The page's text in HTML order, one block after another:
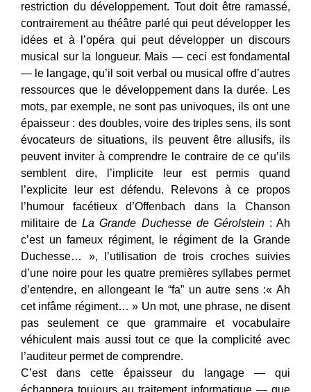
restriction du développement. Tout doit être ramassé,
contrairement au théâtre parlé qui peut développer les
idées et à l’opéra qui peut développer un discours
musical sur la longueur. Mais — ceci est fondamental
— le langage, qu’il soit verbal ou musical offre d’autres
ressources que le développement dans la durée. Les
mots, par exemple, ne sont pas univoques, ils ont une
épaisseur : des doubles, voire des triples sens, ils sont
évocateurs de situations, ils peuvent être allusifs, ils
peuvent inviter à comprendre le contraire de ce qu’ils
semblent dire, l’implicite leur est permis quand
l’explicite leur est défendu. Relevons à ce propos
l’humour facétieux d’Offenbach dans la Chanson
militaire de La Grande Duchesse de Gérolstein: Ah
c’est un fameux régiment, le régiment de la Grande
Duchesse… », l’utilisation de trois croches suivies
d’une noire pour les quatre premières syllabes permet
d’entendre, en allongeant le “fa” un autre sens :« Ah
cet infâme régiment… » Un mot, une phrase, ne disent
pas seulement ce que grammaire et vocabulaire
véhiculent mais aussi tout ce que la complicité avec
l’auditeur permet de comprendre.
C’est dans cette épaisseur du langage — qui